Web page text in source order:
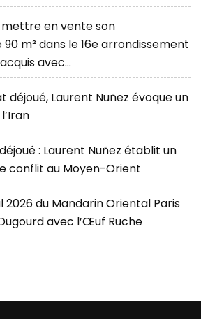
en vente son
m² dans le 16e arrondissement
avec…
déjoué, Laurent Nuñez évoque un
: Laurent Nuñez établit un
conflit au Moyen-Orient
2026 du Mandarin Oriental Paris
avec l’Œuf Ruche